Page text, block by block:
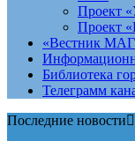
Проект
Проект
«Вестник
Библиотека
Телеграмм
Последние новости